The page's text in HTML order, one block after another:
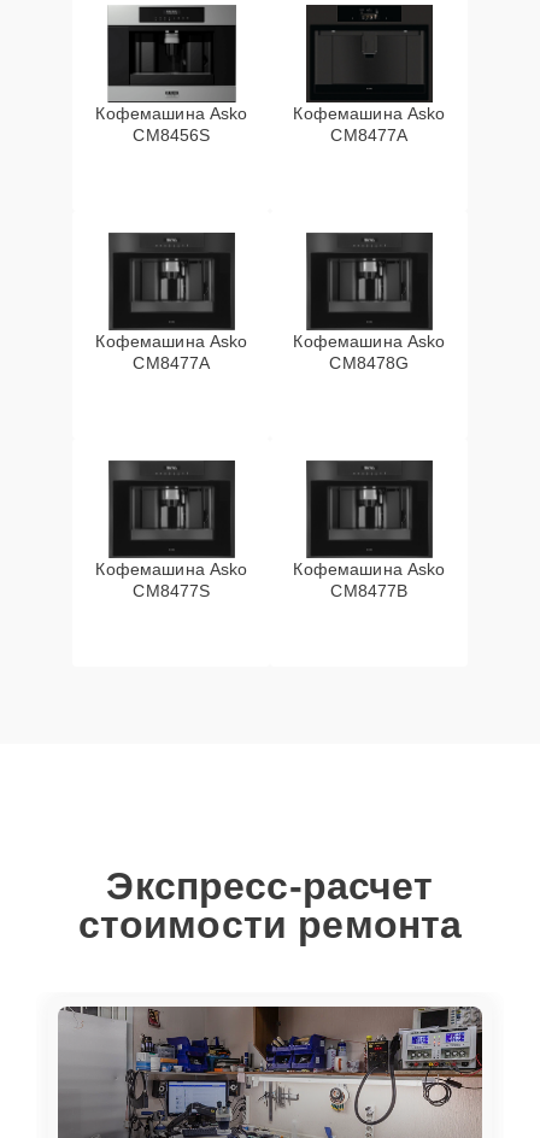
Кофемашина Asko
CM8456S
Кофемашина Asko
CM8477A
Кофемашина Asko
СМ8477А
Кофемашина Asko
CM8478G
Кофемашина Asko
CM8477S
Кофемашина Asko
CM8477B
Экспресс-расчет
стоимости ремонта